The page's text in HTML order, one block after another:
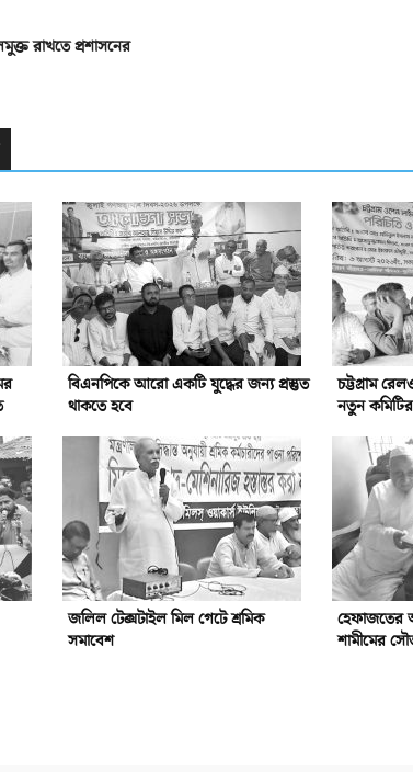
রাখতে প্রশাসনের
বিএনপিকে আরো একটি যুদ্ধের জন্য প্রস্তুত
থাকতে হবে
চট্টগ্রাম
নতুন
জলিল টেক্সটাইল মিল গেটে শ্রমিক
সমাবেশ
হেফাজতের
শামীমের